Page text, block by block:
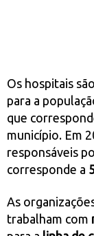
Os hospitais são
para a
que
município. Em
responsáveis
corresponde a
As
trabalham com